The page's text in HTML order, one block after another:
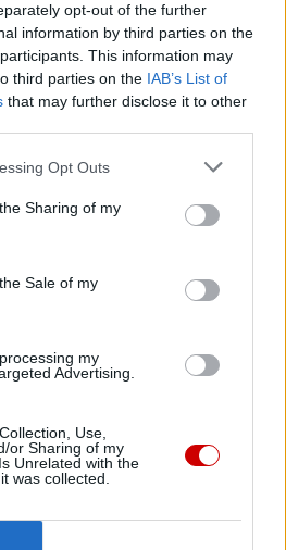
opt-out of the further
information by third parties on the
This information may
third parties on the IAB’s List of
that may further disclose it to other
Opt Outs
Sharing of my
Sale of my
my
Advertising.
Use,
or Sharing of my
Unrelated with the
was collected.
nowym życiem, życiem, które
w Kościele: spojrzeniem,
Boga w świecie, głosem, który
w trudnych sytuacjach historii.
nasz portal. Jesteśmy
najważniejsze
w Polsce i na świecie.
sprostanie temu
trudniejsze.